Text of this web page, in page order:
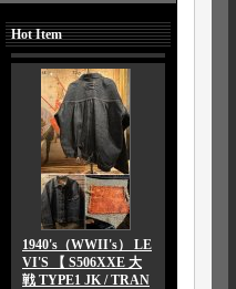
Hot Item
1940's（WWII's） LE
VI'S 【 S506XXE 大
戦 TYPE1 JK / TRAN